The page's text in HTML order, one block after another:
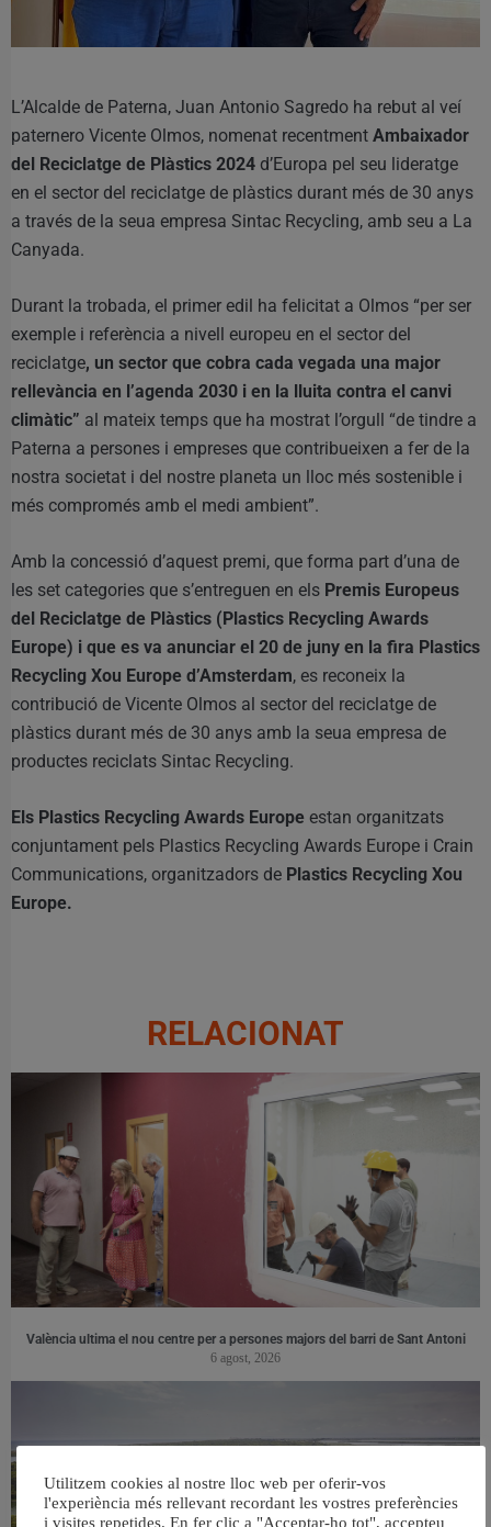
L’Alcalde de Paterna, Juan Antonio Sagredo ha rebut al veí
paternero Vicente Olmos, nomenat recentment Ambaixador
del Reciclatge de Plàstics 2024 d’Europa pel seu lideratge
en el sector del reciclatge de plàstics durant més de 30 anys
a través de la seua empresa Sintac Recycling, amb seu a La
Canyada.
Durant la trobada, el primer edil ha felicitat a Olmos “per ser
exemple i referència a nivell europeu en el sector del
reciclatge, un sector que cobra cada vegada una major
rellevància en l’agenda 2030 i en la lluita contra el canvi
climàtic” al mateix temps que ha mostrat l’orgull “de tindre a
Paterna a persones i empreses que contribueixen a fer de la
nostra societat i del nostre planeta un lloc més sostenible i
més compromés amb el medi ambient”.
Amb la concessió d’aquest premi, que forma part d’una de
les set categories que s’entreguen en els Premis Europeus
del Reciclatge de Plàstics (Plastics Recycling Awards
Europe) i que es va anunciar el 20 de juny en la fira Plastics
Recycling Xou Europe d’Amsterdam, es reconeix la
contribució de Vicente Olmos al sector del reciclatge de
plàstics durant més de 30 anys amb la seua empresa de
productes reciclats Sintac Recycling.
Els Plastics Recycling Awards Europe estan organitzats
conjuntament pels Plastics Recycling Awards Europe i Crain
Communications, organitzadors de Plastics Recycling Xou
Europe.
RELACIONAT
València ultima el nou centre per a persones majors del barri de Sant Antoni
6 agost, 2026
Utilitzem cookies al nostre lloc web per oferir-vos
l'experiència més rellevant recordant les vostres preferències
i visites repetides. En fer clic a "Acceptar-ho tot", accepteu